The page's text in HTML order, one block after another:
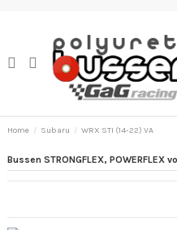
Home Subaru WRX STI (14-22) VA
Bussen STRONGFLEX, POWERFLEX